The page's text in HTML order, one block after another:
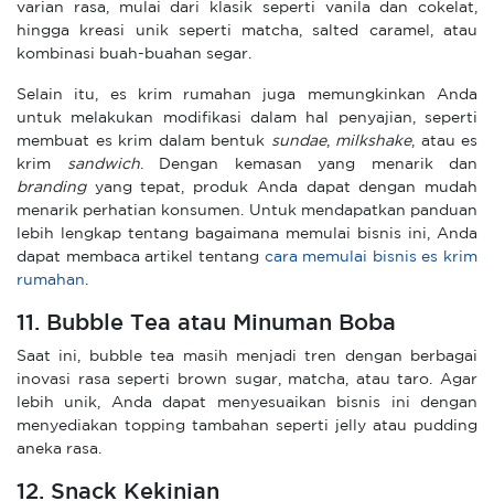
varian rasa, mulai dari klasik seperti vanila dan cokelat,
hingga kreasi unik seperti matcha, salted caramel, atau
kombinasi buah-buahan segar.
Selain itu, es krim rumahan juga memungkinkan Anda
untuk melakukan modifikasi dalam hal penyajian, seperti
membuat es krim dalam bentuk
sundae, milkshake, atau es
krim
sandwich. Dengan kemasan yang menarik dan
brandingyang tepat, produk Anda dapat dengan mudah
menarik perhatian konsumen. Untuk mendapatkan panduan
lebih lengkap tentang bagaimana memulai bisnis ini, Anda
dapat membaca artikel tentang cara memulai bisnis es krim
rumahan
11. Bubble Tea atau Minuman Boba
Saat ini, bubble tea masih menjadi tren dengan berbagai
inovasi rasa seperti brown sugar, matcha, atau taro. Agar
lebih unik, Anda dapat menyesuaikan bisnis ini dengan
menyediakan topping tambahan seperti jelly atau pudding
aneka rasa.
12. Snack Kekinian